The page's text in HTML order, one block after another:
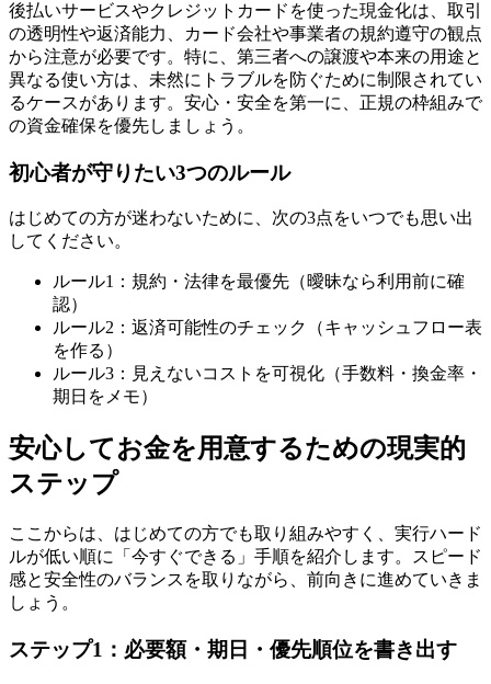
後払いサービスやクレジットカードを使った現金化は、取引
の透明性や返済能力、カード会社や事業者の規約遵守の観点
から注意が必要です。特に、第三者への譲渡や本来の用途と
異なる使い方は、未然にトラブルを防ぐために制限されてい
るケースがあります。安心・安全を第一に、正規の枠組みで
の資金確保を優先しましょう。
初心者が守りたい3つのルール
はじめての方が迷わないために、次の3点をいつでも思い出
してください。
ルール1：規約・法律を最優先（曖昧なら利用前に確
認）
ルール2：返済可能性のチェック（キャッシュフロー表
を作る）
ルール3：見えないコストを可視化（手数料・換金率・
期日をメモ）
安心してお金を用意するための現実的
ステップ
ここからは、はじめての方でも取り組みやすく、実行ハード
ルが低い順に「今すぐできる」手順を紹介します。スピード
感と安全性のバランスを取りながら、前向きに進めていきま
しょう。
ステップ1：必要額・期日・優先順位を書き出す